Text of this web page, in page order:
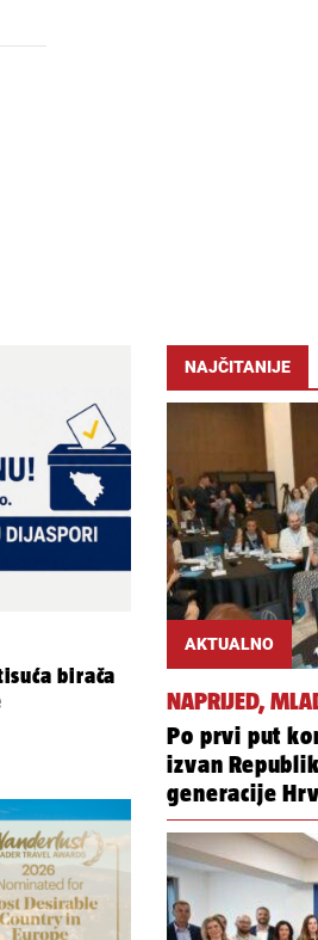
birača
NAJČITANIJE
AKTUALNO
NAPRIJED,
Po prvi put
izvan
generacije